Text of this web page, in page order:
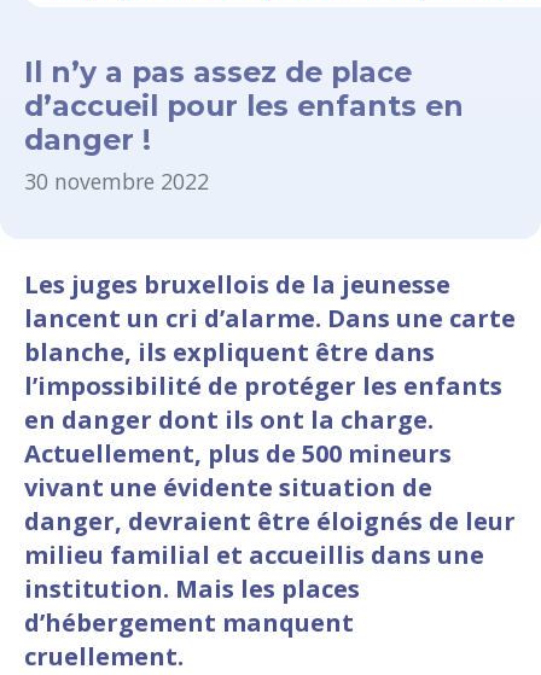
Il n’y a pas assez de place
d’accueil pour les enfants en
danger !
30 novembre 2022
Les juges bruxellois de la jeunesse
lancent un cri d’alarme. Dans une carte
blanche, ils expliquent être dans
l’impossibilité de protéger les enfants
en danger dont ils ont la charge.
Actuellement, plus de 500 mineurs
vivant une évidente situation de
danger, devraient être éloignés de leur
milieu familial et accueillis dans une
institution. Mais les places
d’hébergement manquent
cruellement.